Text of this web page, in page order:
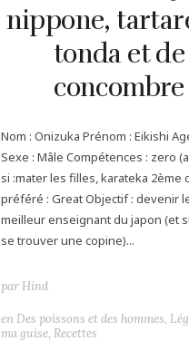
nippone,
tonda et de
concombre
Nom : Onizuka Prénom : Eikishi
Sexe : Mâle Compétences : zero
si :mater les filles, karateka 2ème
préféré : Great Objectif : devenir
meilleur enseignant du japon (et
se trouver une copine)...
par Hind
en Des poissons et des hommes,
ma guise, Recettes